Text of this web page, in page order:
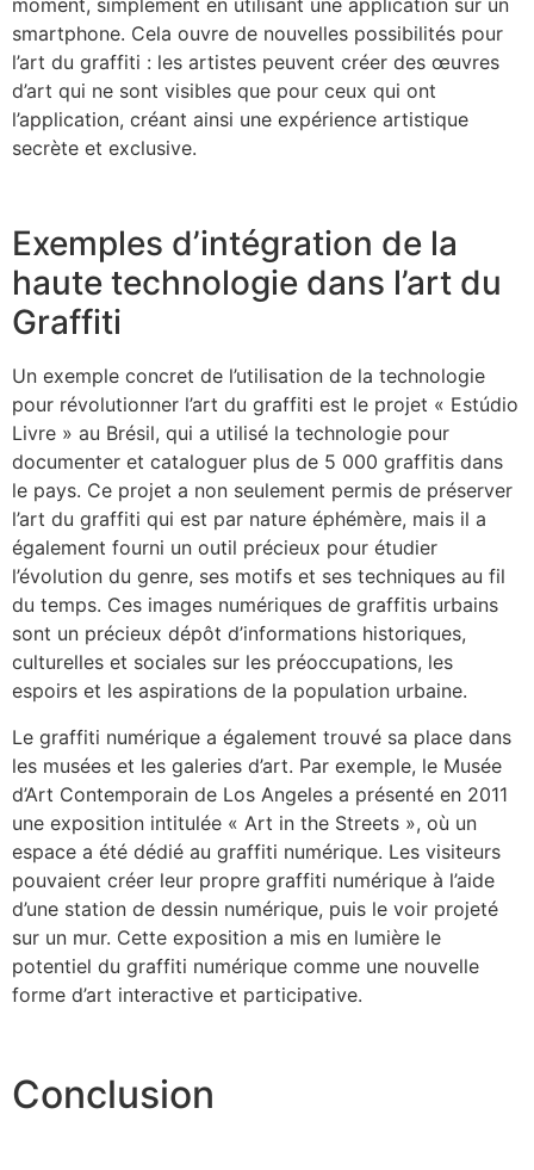
smartphone. Cela ouvre de nouvelles possibilités pour
l’art du graffiti : les artistes peuvent créer des œuvres
d’art qui ne sont visibles que pour ceux qui ont
l’application, créant ainsi une expérience artistique
secrète et exclusive.
Exemples d’intégration de la
haute technologie dans l’art du
Graffiti
Un exemple concret de l’utilisation de la technologie
pour révolutionner l’art du graffiti est le projet « Estúdio
Livre » au Brésil, qui a utilisé la technologie pour
documenter et cataloguer plus de 5 000 graffitis dans
le pays. Ce projet a non seulement permis de préserver
l’art du graffiti qui est par nature éphémère, mais il a
également fourni un outil précieux pour étudier
l’évolution du genre, ses motifs et ses techniques au fil
du temps. Ces images numériques de graffitis urbains
sont un précieux dépôt d’informations historiques,
culturelles et sociales sur les préoccupations, les
espoirs et les aspirations de la population urbaine.
Le graffiti numérique a également trouvé sa place dans
les musées et les galeries d’art. Par exemple, le Musée
d’Art Contemporain de Los Angeles a présenté en 2011
une exposition intitulée « Art in the Streets », où un
espace a été dédié au graffiti numérique. Les visiteurs
pouvaient créer leur propre graffiti numérique à l’aide
d’une station de dessin numérique, puis le voir projeté
sur un mur. Cette exposition a mis en lumière le
potentiel du graffiti numérique comme une nouvelle
forme d’art interactive et participative.
Conclusion